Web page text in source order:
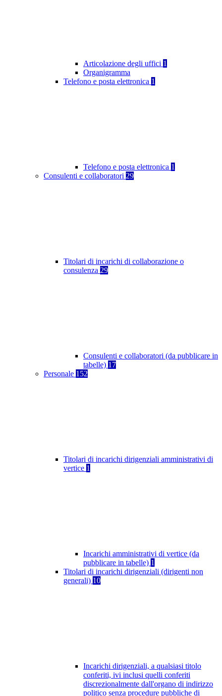
Articolazione degli uffici 1
Organigramma
Telefono e posta elettronica 1
Telefono e posta elettronica 1
Consulenti e collaboratori 29
Titolari di incarichi di collaborazione o
consulenza 29
Consulenti e collaboratori (da pubblicare in
tabelle) 17
Personale 152
Titolari di incarichi dirigenziali amministrativi di
vertice 1
Incarichi amministrativi di vertice (da
pubblicare in tabelle) 1
Titolari di incarichi dirigenziali (dirigenti non
generali) 10
Incarichi dirigenziali, a qualsiasi titolo
conferiti, ivi inclusi quelli conferiti
discrezionalmente dall'organo di indirizzo
politico senza procedure pubbliche di